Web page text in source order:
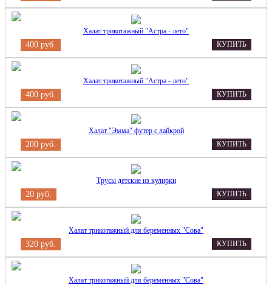
Халат трикотажный "Астра - лето"
400 руб. КУПИТЬ
Халат трикотажный "Астра - лето"
400 руб. КУПИТЬ
Халат "Эмма" футер с лайкрой
200 руб. КУПИТЬ
Трусы детские из кулирки
20 руб. КУПИТЬ
Халат трикотажный для беременных "Сова"
320 руб. КУПИТЬ
Халат трикотажный для беременных "Сова"